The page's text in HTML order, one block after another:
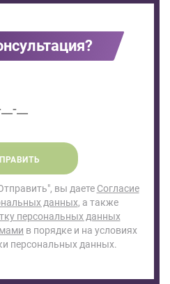
вы даете Согласие
данных, а также
персональных данных
в порядке и на условиях
персональных данных.